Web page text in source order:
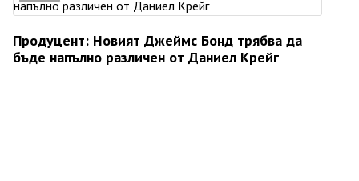
Продуцент: Новият Джеймс Бонд трябва да
бъде напълно различен от Даниел Крейг